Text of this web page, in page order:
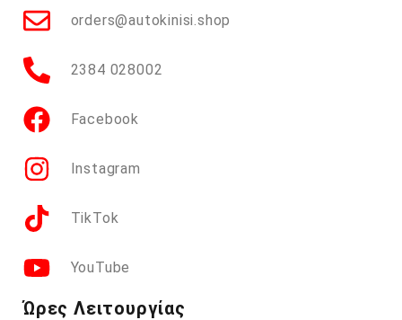
orders@autokinisi.shop
2384 028002
Facebook
Instagram
TikTok
YouTube
Ώρες Λειτουργίας